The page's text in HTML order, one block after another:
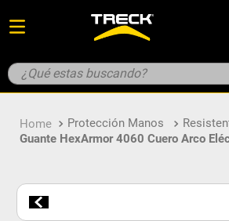
¿Qué estas buscando?
Protección Manos
Guante HexArmor 4060 Cuero Arco
1. guante